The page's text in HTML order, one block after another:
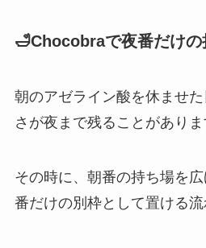
🛁Chocobraで夜番だけ
朝のアゼライン酸を休ませ
さが夜まで残ることがありま
その時に、朝番の持ち場を
番だけの別枠として置ける流